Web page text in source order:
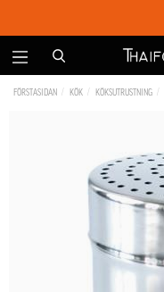
FÖRSTASIDAN KÖK KÖKSUTRUSTNING